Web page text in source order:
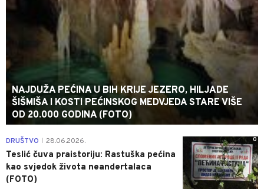
NAJDUŽA PEĆINA U BIH KRIJE JEZERO, HILJADE
ŠIŠMIŠA I KOSTI PEĆINSKOG MEDVJEDA STARE VIŠE
OD 20.000 GODINA (FOTO)
0
DRUŠTVO 28.06.2026.
Teslić čuva praistoriju: Rastuška pećina
kao svjedok života neandertalaca
(FOTO)